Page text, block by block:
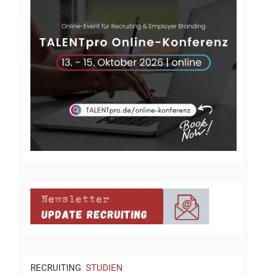
RECRUITING STUDIEN